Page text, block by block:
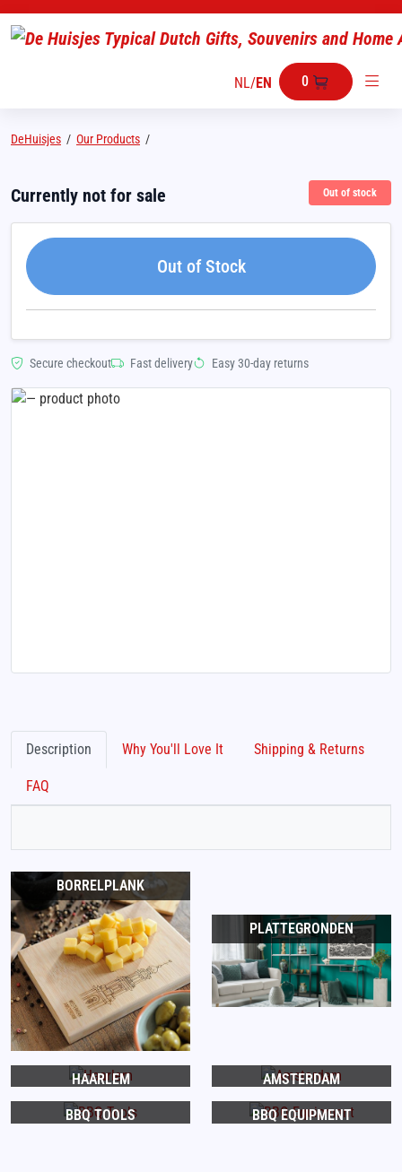
NL/EN 0
DeHuisjes / Our Products /
Currently not for sale Out of stock
Out of Stock
Secure checkout Fast delivery Easy 30-day returns
Description Why You'll Love It Shipping & Returns
FAQ
BORRELPLANK
PLATTEGRONDEN
HAARLEM AMSTERDAM
BBQ TOOLS BBQ EQUIPMENT